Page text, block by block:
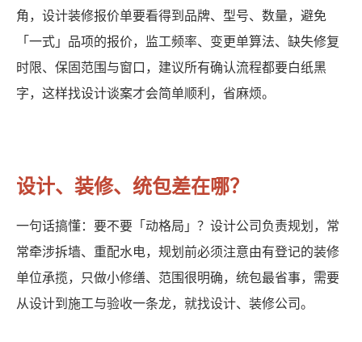
角，设计装修报价单要看得到品牌、型号、数量，避免
「一式」品项的报价，监工频率、变更单算法、缺失修复
时限、保固范围与窗口，建议所有确认流程都要白纸黑
字，这样找设计谈案才会简单顺利，省麻烦。
设计、装修、统包差在哪？
一句话搞懂：要不要「动格局」？设计公司负责规划，常
常牵涉拆墙、重配水电，规划前必须注意由有登记的装修
单位承揽，只做小修缮、范围很明确，统包最省事，需要
从设计到施工与验收一条龙，就找设计、装修公司。